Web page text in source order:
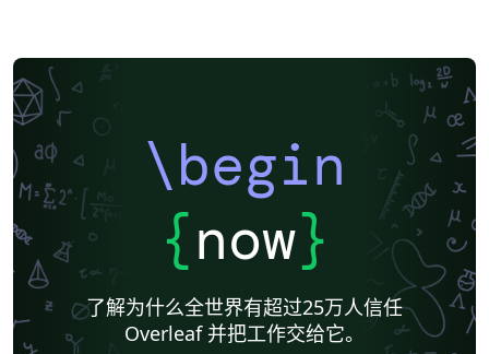
\begin
{now}
了解为什么全世界有超过25万人信任
Overleaf 并把工作交给它。